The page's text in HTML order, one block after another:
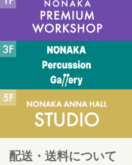
配送・送料について